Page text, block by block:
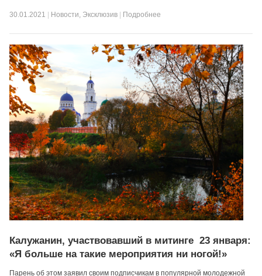
30.01.2021 Новости, Эксклюзив Подробнее
Калужанин, участвовавший в митинге 23 января:
«Я больше на такие мероприятия ни ногой!»
Парень об этом заявил своим подписчикам в популярной молодежной